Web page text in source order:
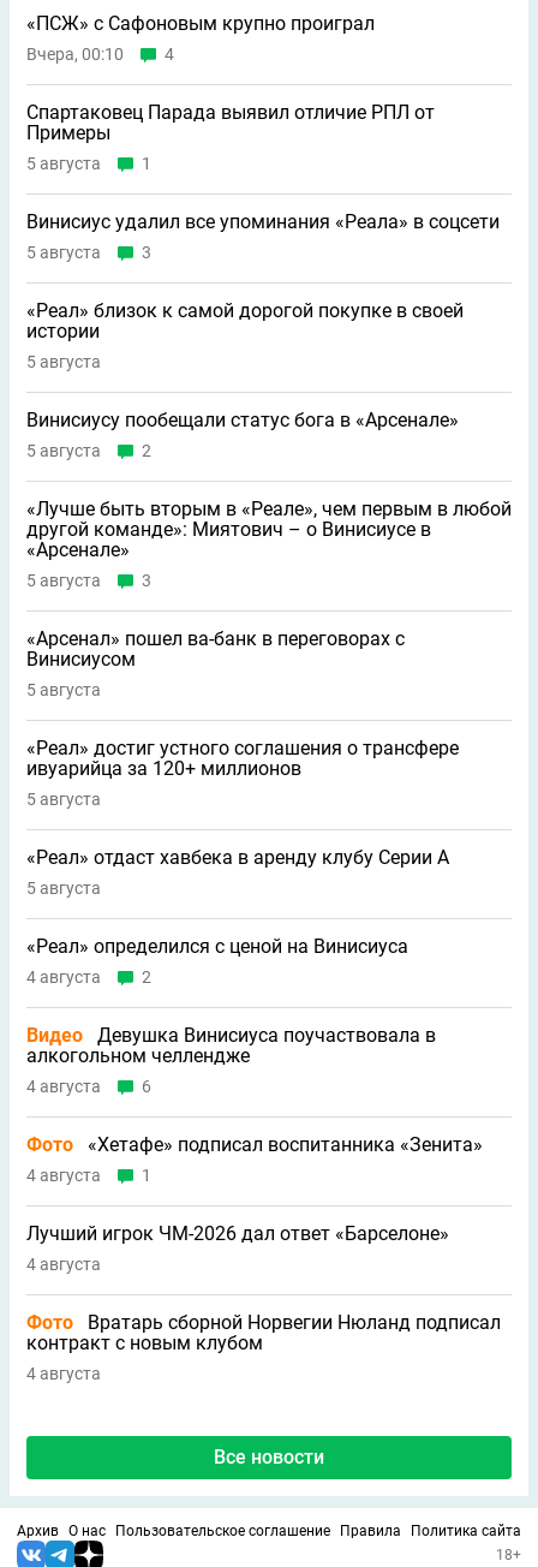
«ПСЖ» с Сафоновым крупно проиграл
Вчера, 00:10 4
Спартаковец Парада выявил отличие РПЛ от
Примеры
5 августа 1
Винисиус удалил все упоминания «Реала» в соцсети
5 августа 3
«Реал» близок к самой дорогой покупке в своей
истории
5 августа
Винисиусу пообещали статус бога в «Арсенале»
5 августа 2
«Лучше быть вторым в «Реале», чем первым в любой
другой команде»: Миятович – о Винисиусе в
«Арсенале»
5 августа 3
«Арсенал» пошел ва-банк в переговорах с
Винисиусом
5 августа
«Реал» достиг устного соглашения о трансфере
ивуарийца за 120+ миллионов
5 августа
«Реал» отдаст хавбека в аренду клубу Серии A
5 августа
«Реал» определился с ценой на Винисиуса
4 августа 2
Видео
Девушка Винисиуса поучаствовала в
алкогольном челлендже
4 августа 6
Фото «Хетафе» подписал воспитанника «Зенита»
4 августа 1
Лучший игрок ЧМ-2026 дал ответ «Барселоне»
4 августа
Фото
Вратарь сборной Норвегии Нюланд подписал
контракт с новым клубом
4 августа
Все новости
Архив О нас Пользовательское соглашение Правила
Политика сайта
18+